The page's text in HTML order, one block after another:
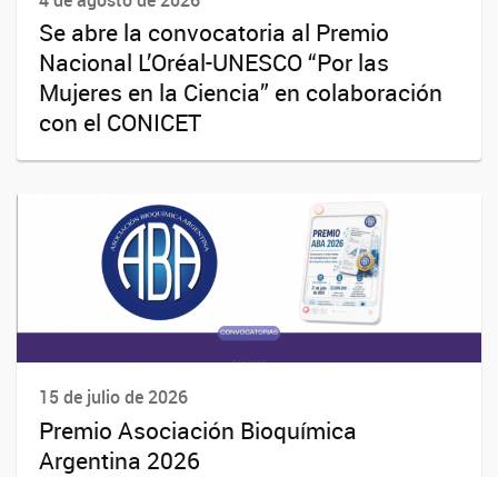
Se abre la convocatoria al Premio
Nacional L’Oréal-UNESCO “Por las
Mujeres en la Ciencia” en colaboración
con el CONICET
15 de julio de 2026
Premio Asociación Bioquímica
Argentina 2026